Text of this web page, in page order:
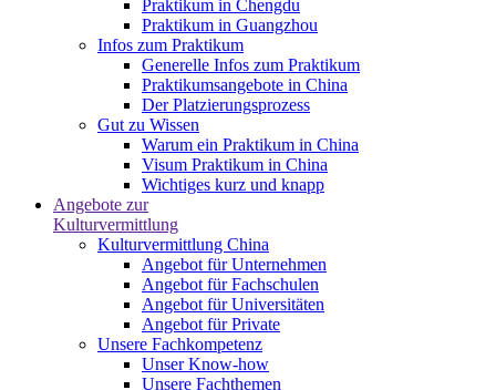
Praktikum in Chengdu
Praktikum in Guangzhou
Infos zum Praktikum
Generelle Infos zum Praktikum
Praktikumsangebote in China
Der Platzierungsprozess
Gut zu Wissen
Warum ein Praktikum in China
Visum Praktikum in China
Wichtiges kurz und knapp
Angebote zur
Kulturvermittlung
Kulturvermittlung China
Angebot für Unternehmen
Angebot für Fachschulen
Angebot für Universitäten
Angebot für Private
Unsere Fachkompetenz
Unser Know-how
Unsere Fachthemen